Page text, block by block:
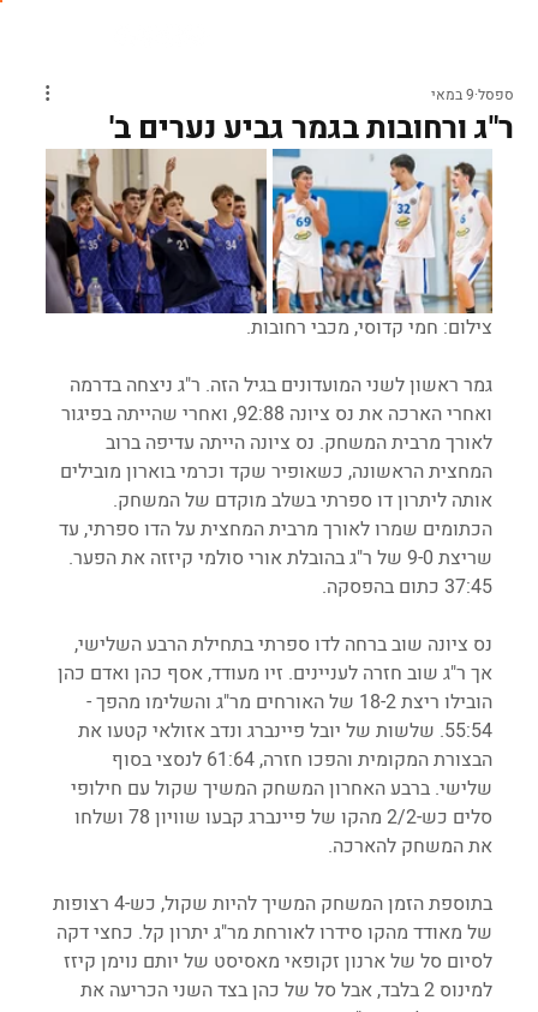
ר"ג ורחובות בגמר גביע נערים ב'
ספסל 9 במאי
צילום: חמי קדוסי, מכבי רחובות.
גמר ראשון לשני המועדונים בגיל הזה. ר"ג ניצחה בדרמה
ואחרי הארכה את נס ציונה 92:88, ואחרי שהייתה בפיגור
לאורך מרבית המשחק. נס ציונה הייתה עדיפה ברוב
המחצית הראשונה, כשאופיר שקד וכרמי בוארון מובילים
אותה ליתרון דו ספרתי בשלב מוקדם של המשחק.
הכתומים שמרו לאורך מרבית המחצית על הדו ספרתי, עד
שריצת 9-0 של ר"ג בהובלת אורי סולמי קיזזה את הפער.
37:45 כתום בהפסקה.
נס ציונה שוב ברחה לדו ספרתי בתחילת הרבע השלישי,
אך ר"ג שוב חזרה לעניינים. זיו מעודד, אסף כהן ואדם כהן
הובילו ריצת 18-2 של האורחים מר"ג והשלימו מהפך -
55:54. שלשות של יובל פיינברג ונדב אזולאי קטעו את
הבצורת המקומית והפכו חזרה, 61:64 לנסצי בסוף
שלישי. ברבע האחרון המשחק המשיך שקול עם חילופי
סלים כש-2/2 מהקו של פיינברג קבעו שוויון 78 ושלחו
את המשחק להארכה.
בתוספת הזמן המשחק המשיך להיות שקול, כש-4 רצופות
של מאודד מהקו סידרו לאורחת מר"ג יתרון קל. כחצי דקה
לסיום סל של ארנון זקופאי מאסיסט של יותם נוימן קיזז
למינוס 2 בלבד, אבל סל של כהן בצד השני הכריעה את